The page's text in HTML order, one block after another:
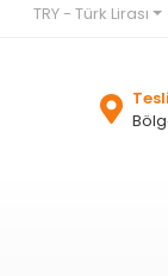
TRY - Türk Lirası